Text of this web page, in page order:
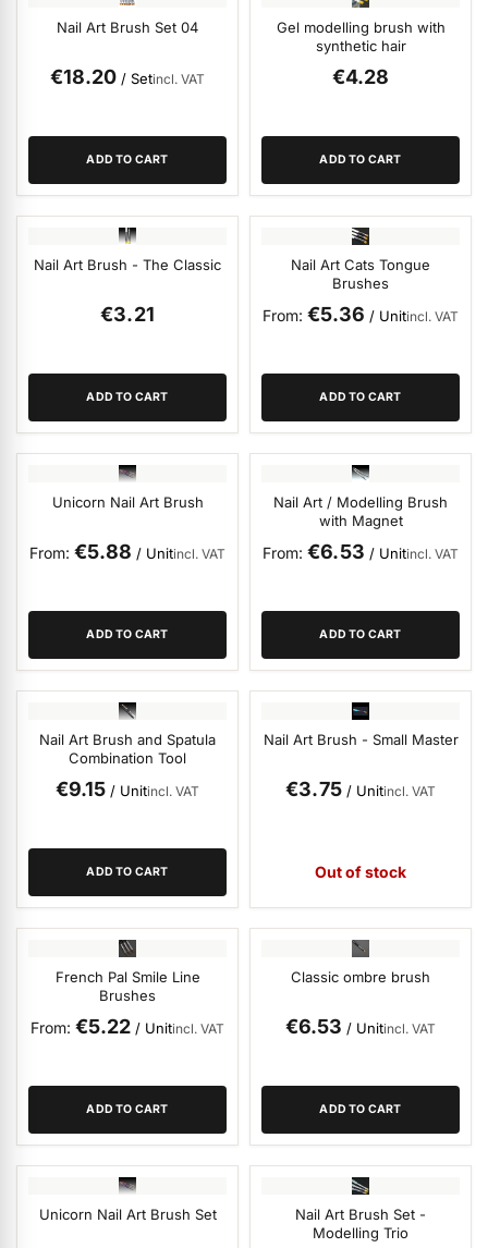
Skintrix anzeigen
Hand & Body Care anzeigen
Feet & Toes anzeigen
Beauty Accessories anzeigen
Customer Gifts anzeigen
Nail Art Brush Set 04
€18.20 / Setincl. VAT
ADD TO CART
Gel modelling brush with
synthetic hair
From
€4.28
ADD TO CART
Nail Art Brush - The Classic
From
€3.21
ADD TO CART
Nail Art Cats Tongue
Brushes
From €5.36 / Unitincl. VAT
ADD TO CART
Unicorn Nail Art Brush
From €5.88 / Unitincl. VAT
ADD TO CART
Nail Art / Modelling Brush
with Magnet
From €6.53 / Unitincl. VAT
ADD TO CART
Nail Art Brush and Spatula
Combination Tool
€9.15 / Unitincl. VAT
ADD TO CART
Nail Art Brush - Small Master
€3.75/ Unitincl. VAT
Out of stock
French Pal Smile Line
Brushes
From €5.22 / Unitincl. VAT
ADD TO CART
Classic ombre brush
€6.53 / Unitincl. VAT
ADD TO CART
Unicorn Nail Art Brush Set
Nail Art Brush Set -
Modelling Trio